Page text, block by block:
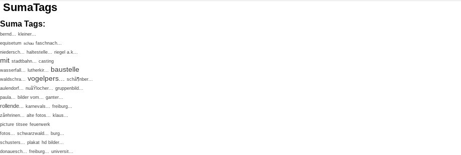
SumaTags
Suma Tags:
bernd... kleiner...
equisetum schau faschnach...
niedersch... haltestelle... riegel a.k...
mit stadtbahn... casting
wasserfall...
lutherkir... baustelle
waldschra... vogelpers...
schã¶nber...
aulendorf... nuãŸlocher... gruppenbild...
paula... bilder vom... ganter...
rollende... karnevals... freiburg...
zã¤hrinen... alte fotos... klaus...
picture titsee feuerwerk
fotos... schwarzwald... burg...
schusters... plakat hd bilder...
donauesch... freiburg... universit...